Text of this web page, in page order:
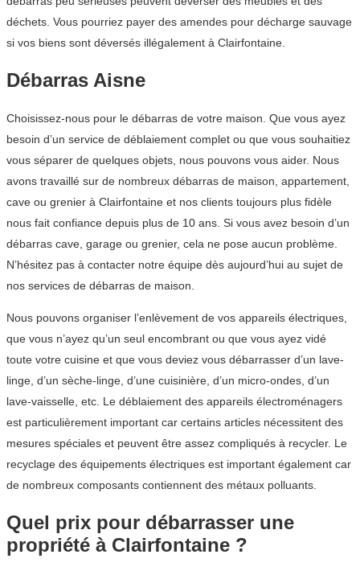
déchets. Vous pourriez payer des amendes pour décharge sauvage
si vos biens sont déversés illégalement à Clairfontaine.
Débarras Aisne
Choisissez-nous pour le débarras de votre maison. Que vous ayez
besoin d’un service de déblaiement complet ou que vous souhaitiez
vous séparer de quelques objets, nous pouvons vous aider. Nous
avons travaillé sur de nombreux débarras de maison, appartement,
cave ou grenier à Clairfontaine et nos clients toujours plus fidèle
nous fait confiance depuis plus de 10 ans. Si vous avez besoin d’un
débarras cave, garage ou grenier, cela ne pose aucun problème.
N’hésitez pas à contacter notre équipe dès aujourd’hui au sujet de
nos services de débarras de maison.
Nous pouvons organiser l’enlèvement de vos appareils électriques,
que vous n’ayez qu’un seul encombrant ou que vous ayez vidé
toute votre cuisine et que vous deviez vous débarrasser d’un lave-
linge, d’un sèche-linge, d’une cuisinière, d’un micro-ondes, d’un
lave-vaisselle, etc. Le déblaiement des appareils électroménagers
est particulièrement important car certains articles nécessitent des
mesures spéciales et peuvent être assez compliqués à recycler. Le
recyclage des équipements électriques est important également car
de nombreux composants contiennent des métaux polluants.
Quel prix pour débarrasser une
propriété à Clairfontaine ?